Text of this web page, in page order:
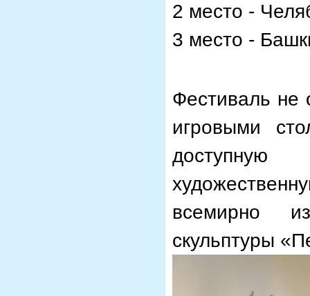
2 место -
3 место -
Фестиваль не
игровыми
всемирно
скульптуры